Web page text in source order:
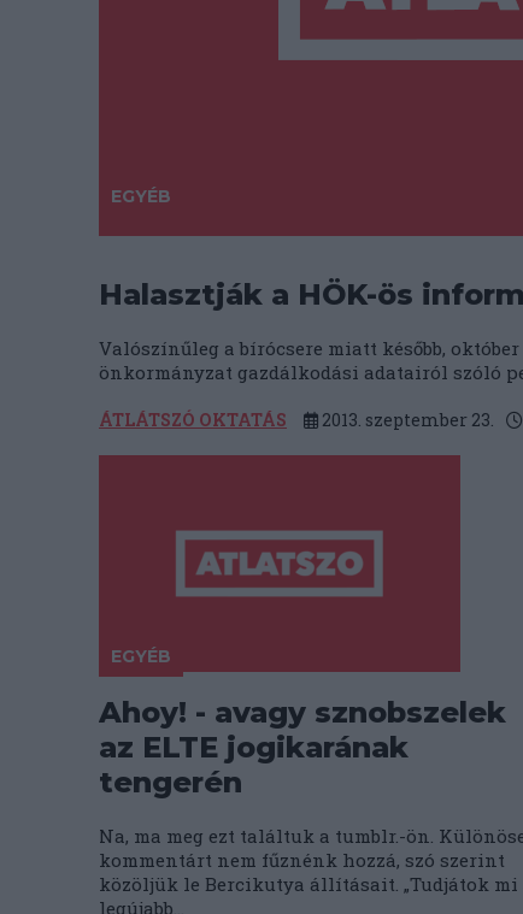
EGYÉB
Halasztják a HÖK-ös
Valószínűleg a bírócsere miatt később,
önkormányzat gazdálkodási adatairól szóló
ÁTLÁTSZÓ OKTATÁS 2013. szeptember 23.
EGYÉB
Ahoy! - avagy sznobszelek
az ELTE jogikarának
tengerén
Na, ma meg ezt találtuk a tumblr.-ön.
kommentárt nem fűznénk hozzá, szó szerint
közöljük le Bercikutya állításait. „Tudjátok mi
legújabb...